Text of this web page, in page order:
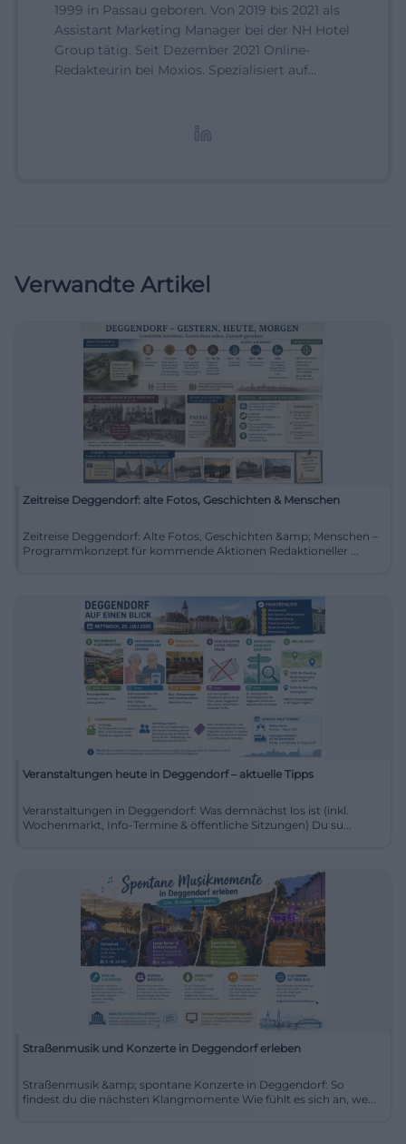
1999 in Passau geboren. Von 2019 bis 2021 als
Assistant Marketing Manager bei der NH Hotel
Group tätig. Seit Dezember 2021 Online-
Redakteurin bei Moxios. Spezialisiert auf
Verwandte Artikel
Zeitreise Deggendorf: alte Fotos, Geschichten & Menschen
Zeitreise Deggendorf: Alte Fotos, Geschichten &amp; Menschen –
Programmkonzept für kommende Aktionen Redaktioneller ...
Veranstaltungen heute in Deggendorf – aktuelle Tipps
Veranstaltungen in Deggendorf: Was demnächst los ist (inkl.
Wochenmarkt, Info-Termine & öffentliche Sitzungen) Du su...
Straßenmusik und Konzerte in Deggendorf erleben
Straßenmusik &amp; spontane Konzerte in Deggendorf: So
findest du die nächsten Klangmomente Wie fühlt es sich an, we...